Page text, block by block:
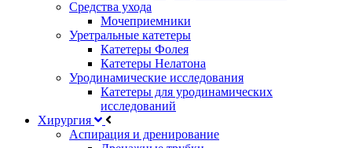
Средства ухода
Мочеприемники
Уретральные катетеры
Катетеры Фолея
Катетеры Нелатона
Уродинамические исследования
Катетеры для уродинамических
исследований
Хирургия
Аспирация и дренирование